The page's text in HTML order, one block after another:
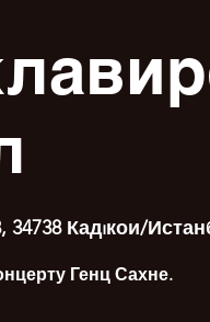
Кадıкои/
Генц Сахне.